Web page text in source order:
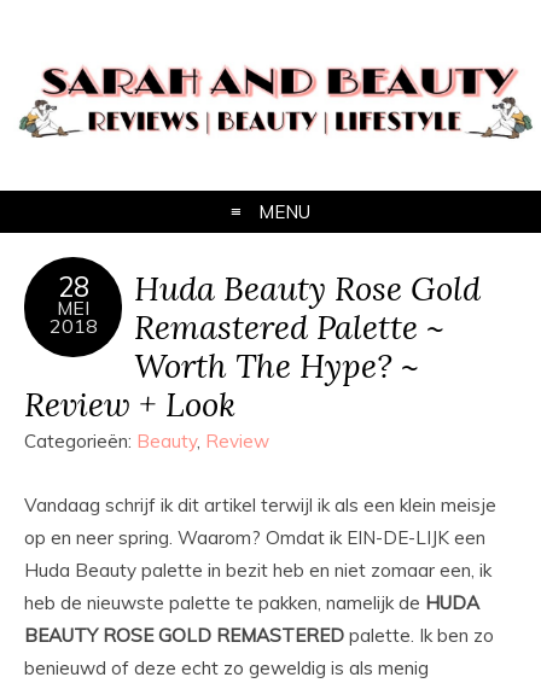
MENU
28
MEI
2018
Huda Beauty Rose Gold
Remastered Palette ~
Worth The Hype? ~
Review + Look
Categorieën: Beauty, Review
Vandaag schrijf ik dit artikel terwijl ik als een klein meisje
op en neer spring. Waarom? Omdat ik EIN-DE-LIJK een
Huda Beauty palette in bezit heb en niet zomaar een, ik
heb de nieuwste palette te pakken, namelijk de HUDA
BEAUTY ROSE GOLD REMASTERED palette. Ik ben zo
benieuwd of deze echt zo geweldig is als menig